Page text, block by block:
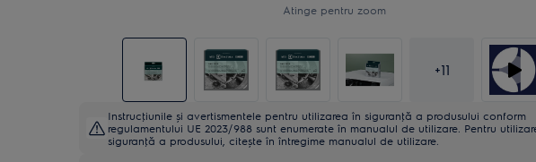
Atinge pentru zoom
+11
Instrucţiunile și avertismentele pentru utilizarea în siguranţă a produsului conform
regulamentului UE 2023/988 sunt enumerate în manualul de utilizare. Pentru
siguranţă a produsului, citește în întregime manualul de utilizare.